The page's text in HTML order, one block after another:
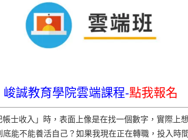
峻誠教育學院雲端課程-點我報名
士收入」時，表面上像是在找一個數字，實際上
能不能養活自己？如果我現在正在轉職，投入時